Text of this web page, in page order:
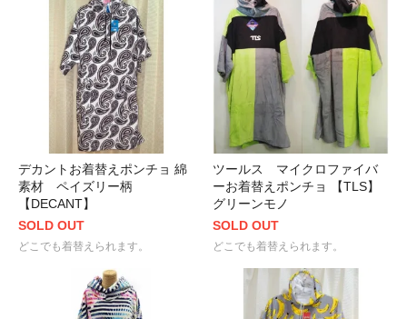
デカントお着替えポンチョ 綿
素材 ペイズリー柄
【DECANT】
SOLD OUT
どこでも着替えられます。
ツールス マイクロファイバ
ーお着替えポンチョ 【TLS】
グリーンモノ
SOLD OUT
どこでも着替えられます。